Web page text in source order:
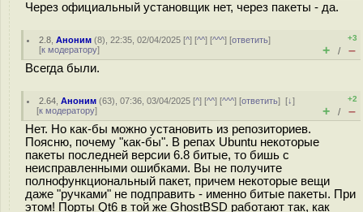
Через официальный установщик нет, через пакеты - да.
2.8 ,Аноним (8), 22:35, 02/04/2025 [^] [^^] [^^^] [ответить]
[к модератору]
+3
+ / –
Всегда были.
2.64 ,Аноним (63), 07:36, 03/04/2025 [^] [^^] [^^^] [ответить][↓]
[к модератору]
+2
+ / –
Нет. Но как-бы можно установить из репозиториев.
Поясню, почему "как-бы". В репах Ubuntu некоторые
пакеты последней версии 6.8 битые, то бишь с
неисправленными ошибками. Вы не получите
полнофункциональный пакет, причем некоторые вещи
даже "ручками" не подправить - именно битые пакеты. При
этом! Порты Qt6 в той же GhostBSD работают так, как